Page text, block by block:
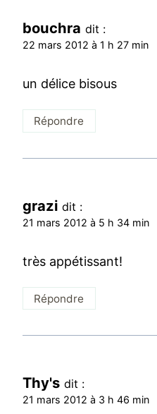
bouchra dit :
22 mars 2012 à 1 h 27 min
un délice bisous
Répondre
grazi dit :
21 mars 2012 à 5 h 34 min
très appétissant!
Répondre
Thy's dit :
21 mars 2012 à 3 h 46 min